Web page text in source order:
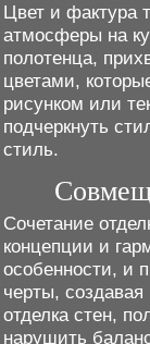
Цвет и фактура
атмосферы на
полотенца,
цветами,
рисунком или
подчеркнуть
стиль.
Сочетание
концепции и
особенности, и
черты,
отделка стен,
нарушить